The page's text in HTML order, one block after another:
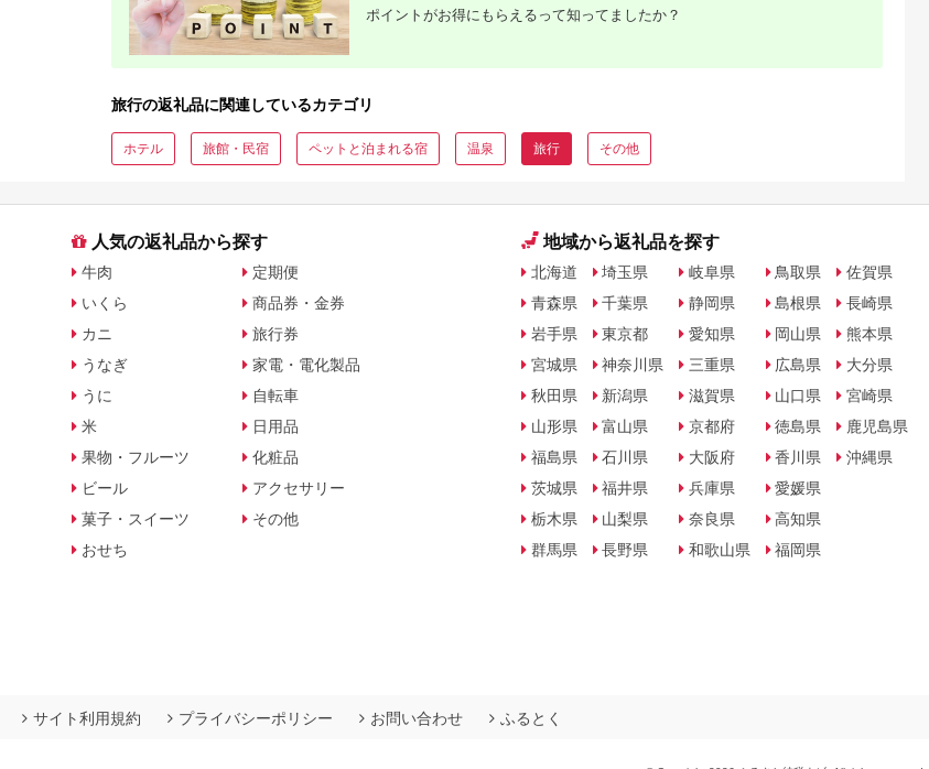
ポイントがお得にもらえるって知ってましたか？
旅行の返礼品に関連しているカテゴリ
ホテル 旅館・民宿 ペットと泊まれる宿 温泉 旅行 その他
人気の返礼品から探す
牛肉
いくら
カニ
うなぎ
うに
米
果物・フルーツ
ビール
菓子・スイーツ
おせち
定期便
商品券・金券
旅行券
家電・電化製品
自転車
日用品
化粧品
アクセサリー
その他
地域から返礼品を探す
北海道
青森県
岩手県
宮城県
秋田県
山形県
福島県
茨城県
栃木県
群馬県
埼玉県
千葉県
東京都
神奈川県
新潟県
富山県
石川県
福井県
山梨県
長野県
岐阜県
静岡県
愛知県
三重県
滋賀県
京都府
大阪府
兵庫県
奈良県
和歌山県
鳥取県
島根県
岡山県
広島県
山口県
徳島県
香川県
愛媛県
高知県
福岡県
佐賀県
長崎県
熊本県
大分県
宮崎県
鹿児島県
沖縄県
サイト利用規約 プライバシーポリシー お問い合わせ ふるとく